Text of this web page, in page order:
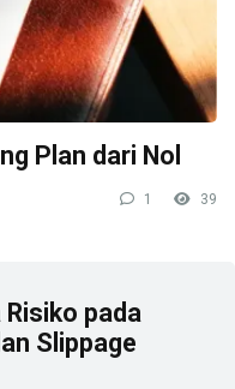
Plan dari Nol
1 39
Risiko pada
Slippage